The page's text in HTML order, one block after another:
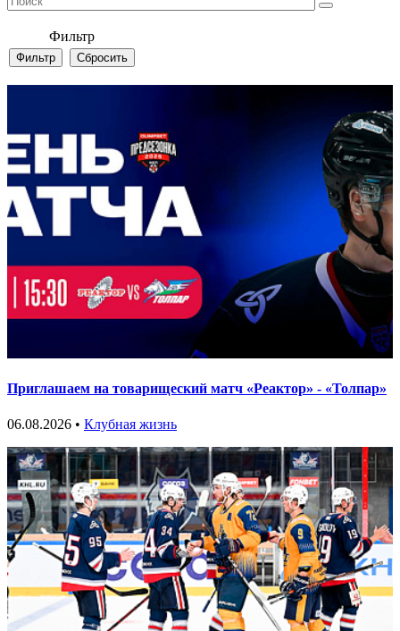
Фильтр
Приглашаем на товарищеский матч «Реактор» - «Толпар»
06.08.2026 • Клубная жизнь